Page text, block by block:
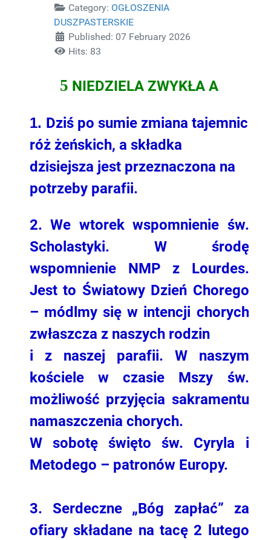
Category: OGŁOSZENIA
DUSZPASTERSKIE
Published: 07 February 2026
Hits: 83
5 NIEDZIELA ZWYKŁA A
1. Dziś po sumie zmiana tajemnic
róż żeńskich, a składka
dzisiejsza jest przeznaczona na
potrzeby parafii.
2. We wtorek wspomnienie św.
Scholastyki. W środę
wspomnienie NMP z Lourdes.
Jest to Światowy Dzień Chorego
– módlmy się w intencji chorych
zwłaszcza z naszych rodzin
i z naszej parafii. W naszym
kościele w czasie Mszy św.
możliwość przyjęcia sakramentu
namaszczenia chorych.
W sobotę święto św. Cyryla i
Metodego – patronów Europy.
3. Serdeczne „Bóg zapłać” za
ofiary składane na tacę 2 lutego